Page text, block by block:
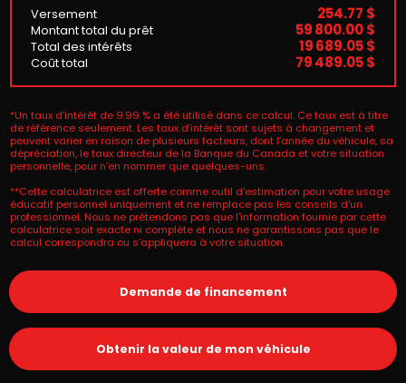
Versement 254.77 $
Montant total du prêt 59 800.00 $
Total des intérêts 19 689.05 $
Coût total 79 489.05 $
*Un taux d’intérêt de 9.99 % a été utilisé dans ce calcul. Ce taux est à titre
de référence seulement. Les taux d’intérêt sont sujets à changement et
peuvent varier en raison de plusieurs facteurs, dont l’année du véhicule, sa
dépréciation, le taux directeur de la Banque du Canada et votre situation
personnelle, pour n’en nommer que quelques-uns.
**Cette calculatrice est offerte comme outil d'estimation pour votre usage
éducatif personnel uniquement et ne remplace pas les conseils d'un
professionnel. Nous ne prétendons pas que l'information fournie par cette
calculatrice soit exacte ni complète et nous ne garantissons pas que le
calcul correspondra ou s’appliquera à votre situation.
Demande de financement
Obtenir la valeur de mon véhicule